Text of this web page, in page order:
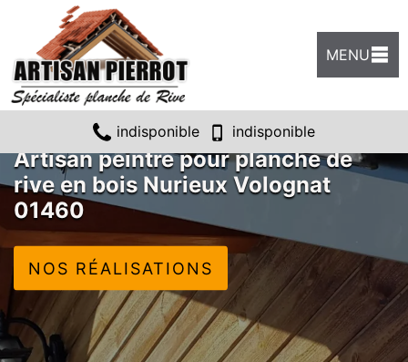
MENU
indisponible indisponible
Artisan peintre pour planche de
rive en bois Nurieux Volognat
01460
NOS RÉALISATIONS